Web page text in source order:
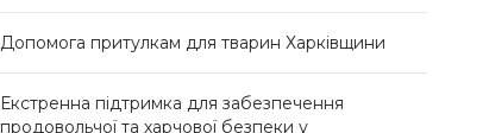
Допомога притулкам для тварин Харківщини
Екстренна підтримка для забезпечення
продовольчої та харчової безпеки у